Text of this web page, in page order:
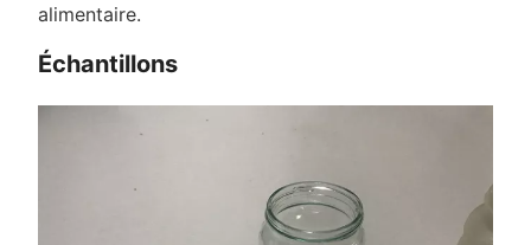
alimentaire.
Échantillons